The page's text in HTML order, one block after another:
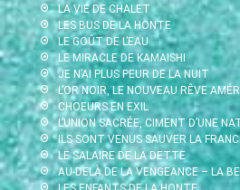
LA VIE DE CHALET
LES BUS DE LA HONTE
LE GOÛT DE L’EAU
LE MIRACLE DE KAMAISHI
JE N’AI PLUS PEUR DE LA NUIT
L’OR NOIR, LE NOUVEAU RÊVE
CHOEURS EN EXIL
L’UNION SACRÉE, CIMENT D’UNE
ILS SONT VENUS SAUVER LA
LE SALAIRE DE LA DETTE
AU-DELÀ DE LA VENGEANCE – LA